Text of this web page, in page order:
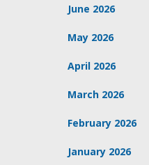
June 2026
May 2026
April 2026
March 2026
February 2026
January 2026